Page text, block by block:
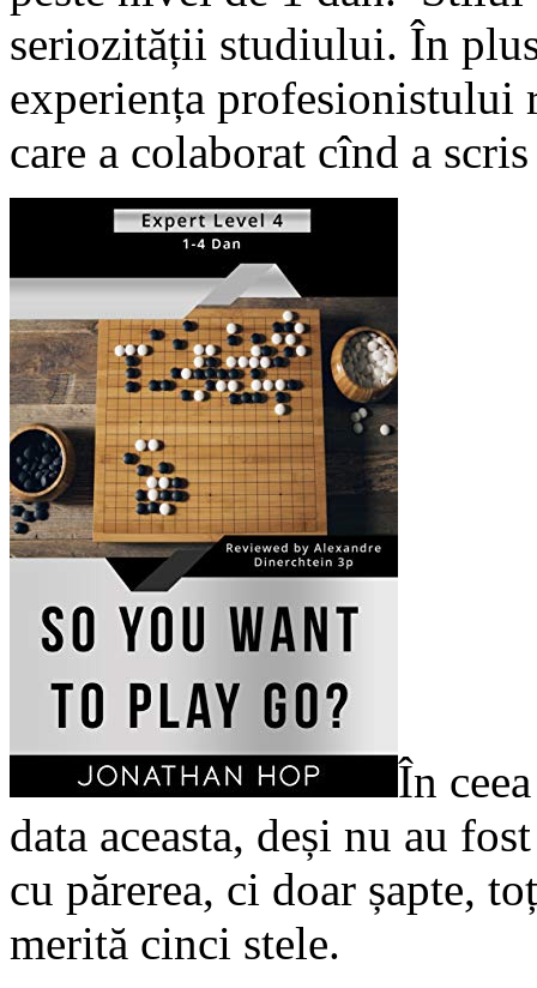
seriozității studiului. În
experiența profesionistului
care a colaborat cînd a
În
data aceasta, deși nu au
cu părerea, ci doar șapte,
merită cinci stele.